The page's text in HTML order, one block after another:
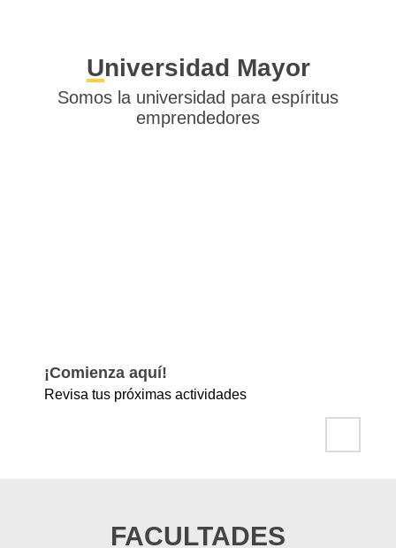
Universidad Mayor
Somos la universidad para espíritus
emprendedores
¡Comienza aquí!
Revisa tus próximas actividades
FACULTADES